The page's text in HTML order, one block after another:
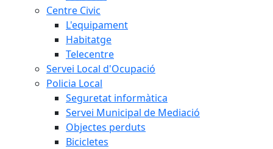
Centre Civic
L'equipament
Habitatge
Telecentre
Servei Local d'Ocupació
Policia Local
Seguretat informàtica
Servei Municipal de Mediació
Objectes perduts
Bicicletes